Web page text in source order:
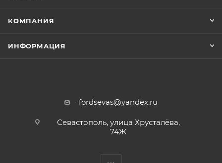
КОМПАНИЯ
ИНФОРМАЦИЯ
fordsevas@yandex.ru
Севастополь, улица Хрусталёва,
74Ж